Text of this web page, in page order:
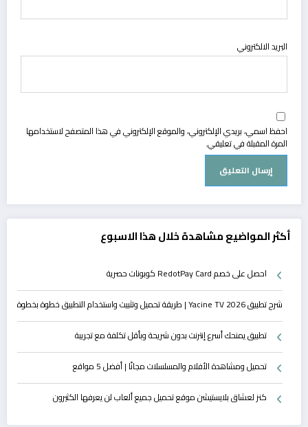
البريد الالكتروني
احفظ اسمي، بريدي الإلكتروني، والموقع الإلكتروني في هذا المتصفح لاستخدامها
المرة المقبلة في تعليقي.
أكثر المواضيع مشاهدة خلال هذا الاسبوع
احصل على خصم RedotPay Card كوبونات حصرية
شرح تطبيق Yacine TV 2026 | طريقة تحميل وتثبيت واستخدام التطبيق خطوة بخطوة
تطبيق يمنحك أسرع إنترنت بدون شريحة وبأقل تكلفة مع تجريبة
تحميل ومشاهدة الأفلام والمسلسلات مجانًا | أفضل 5 مواقع
كنز لعشاق بلايستيشن موقع تحميل جميع ألعاب لن يعرفها الكثيرون